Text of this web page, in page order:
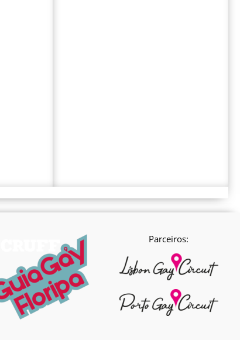
Parceiros: